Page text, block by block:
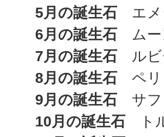
5月の誕生石 エメ
6月の誕生石 ムー
7月の誕生石 ルビ
8月の誕生石 ペリ
9月の誕生石 サフ
10月の誕生石 ト